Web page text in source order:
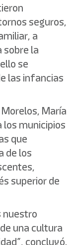
seguros,
a
sobre la
se
las infancias
María
los municipios
que
de los
superior de
nuestro
una cultura
concluyó.